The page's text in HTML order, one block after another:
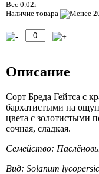
Вес 0.02г
Наличие товара
Описание
Сорт Бреда Гейтса с
бархатистыми на
цвета с золотистыми
сочная, сладкая.
Семейство:
Вид: Solanum